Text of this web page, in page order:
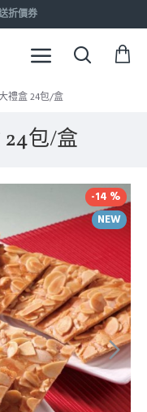
折價券
禮盒 24包/盒
包/盒
NEW
-14 %